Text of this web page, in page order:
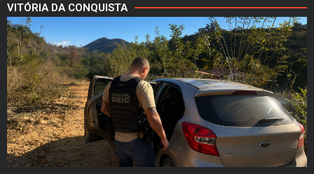
VITÓRIA DA CONQUISTA